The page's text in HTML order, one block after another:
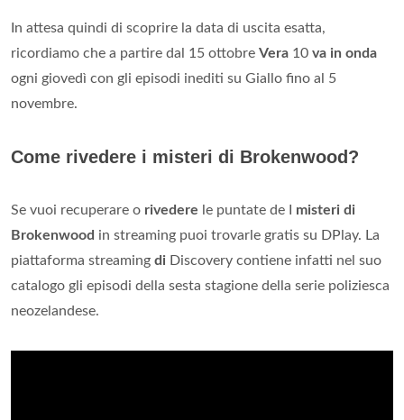
In attesa quindi di scoprire la data di uscita esatta,
ricordiamo che a partire dal 15 ottobre Vera 10 va in onda
ogni giovedì con gli episodi inediti su Giallo fino al 5
novembre.
Come rivedere i misteri di Brokenwood?
Se vuoi recuperare o rivedere le puntate de I misteri di
Brokenwood in streaming puoi trovarle gratis su DPlay. La
piattaforma streaming di Discovery contiene infatti nel suo
catalogo gli episodi della sesta stagione della serie poliziesca
neozelandese.